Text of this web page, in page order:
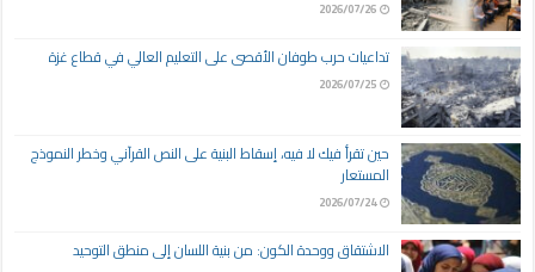
2026/07/26
تداعيات حرب طوفان الأقصى على التعليم العالي في قطاع غزة
2026/07/25
حين تقرأ فيك لا فيه، إسقاط البنية على النص القرآني وخطر النموذج
المستعار
2026/07/24
الاشتقاق ووحدة الكون: من بنية اللسان إلى منطق التوحيد